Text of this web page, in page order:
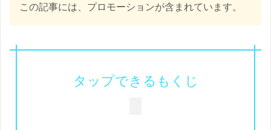
この記事には、プロモーションが含まれています。
タップできるもくじ